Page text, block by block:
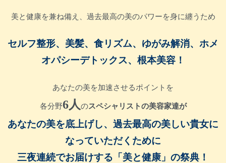
美と健康を兼ね備え、過去最高の美のパワーを身に纏うため
セルフ整形、美髪、食リズム、ゆがみ解消、ホメ
オパシーデトックス、根本美容！
あなたの美を加速させるポイントを
各分野6人のスペシャリストの美容家達が
あなたの美を底上げし、過去最高の美しい貴女に
なっていただくために
三夜連続でお届けする「 美と健康」の祭典！